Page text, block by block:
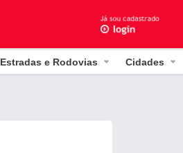
Estradas e Rodovias Cidades